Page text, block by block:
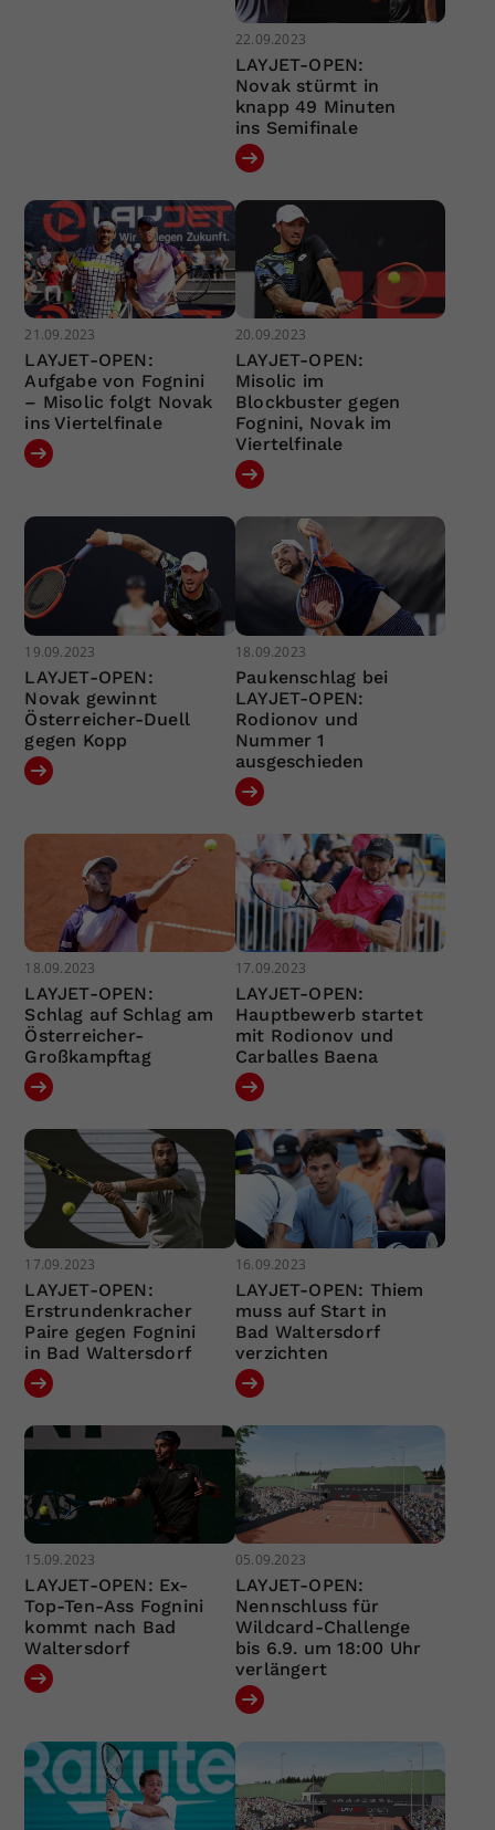
22.09.2023
LAYJET-OPEN:
Novak stürmt in
knapp 49 Minuten
ins Semifinale
21.09.2023
LAYJET-OPEN:
Aufgabe von Fognini
– Misolic folgt Novak
ins Viertelfinale
20.09.2023
LAYJET-OPEN:
Misolic im
Blockbuster gegen
Fognini, Novak im
Viertelfinale
19.09.2023
LAYJET-OPEN:
Novak gewinnt
Österreicher-Duell
gegen Kopp
18.09.2023
Paukenschlag bei
LAYJET-OPEN:
Rodionov und
Nummer 1
ausgeschieden
18.09.2023
LAYJET-OPEN:
Schlag auf Schlag am
Österreicher-
Großkampftag
17.09.2023
LAYJET-OPEN:
Hauptbewerb startet
mit Rodionov und
Carballes Baena
17.09.2023
LAYJET-OPEN:
Erstrundenkracher
Paire gegen Fognini
in Bad Waltersdorf
16.09.2023
LAYJET-OPEN: Thiem
muss auf Start in
Bad Waltersdorf
verzichten
15.09.2023
LAYJET-OPEN: Ex-
Top-Ten-Ass Fognini
kommt nach Bad
Waltersdorf
05.09.2023
LAYJET-OPEN:
Nennschluss für
Wildcard-Challenge
bis 6.9. um 18:00 Uhr
verlängert